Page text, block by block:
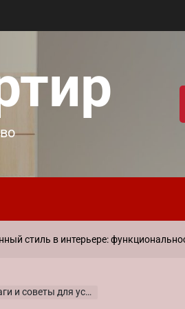
в интерьере: функциональность и
советы для успеха